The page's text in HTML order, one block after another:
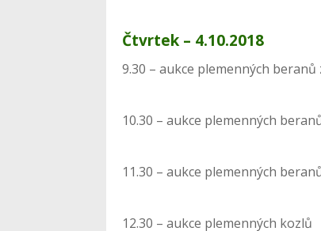
Čtvrtek – 4.10.2018
9.30 – aukce plemenných
10.30 – aukce plemenných
11.30 – aukce plemenných
12.30 – aukce plemenných kozlů